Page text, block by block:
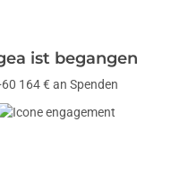
ist begangen
164 € an Spenden